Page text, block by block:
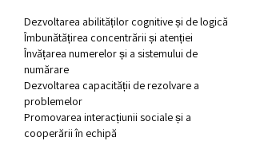
Dezvoltarea abilităților cognitive și de logică
Îmbunătățirea concentrării și atenției
Învățarea numerelor și a sistemului de
numărare
Dezvoltarea capacității de rezolvare a
problemelor
Promovarea interacțiunii sociale și a
cooperării în echipă